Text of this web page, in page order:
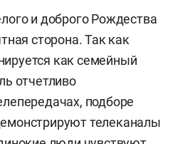
и доброго Рождества
сторона. Так как
как семейный
отчетливо
подборе
телеканалы